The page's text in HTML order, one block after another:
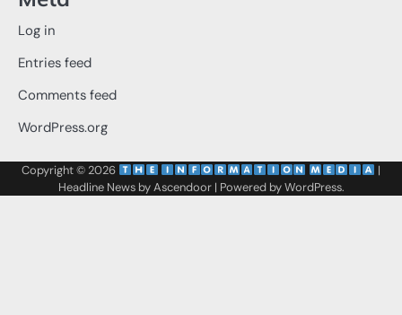
Log in
Entries feed
Comments feed
WordPress.org
Copyright © 2026
|
Headline News byAscendoor| Powered byWordPress.